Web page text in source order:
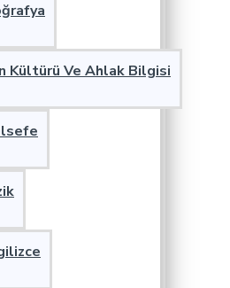
Kültürü Ve Ahlak Bilgisi